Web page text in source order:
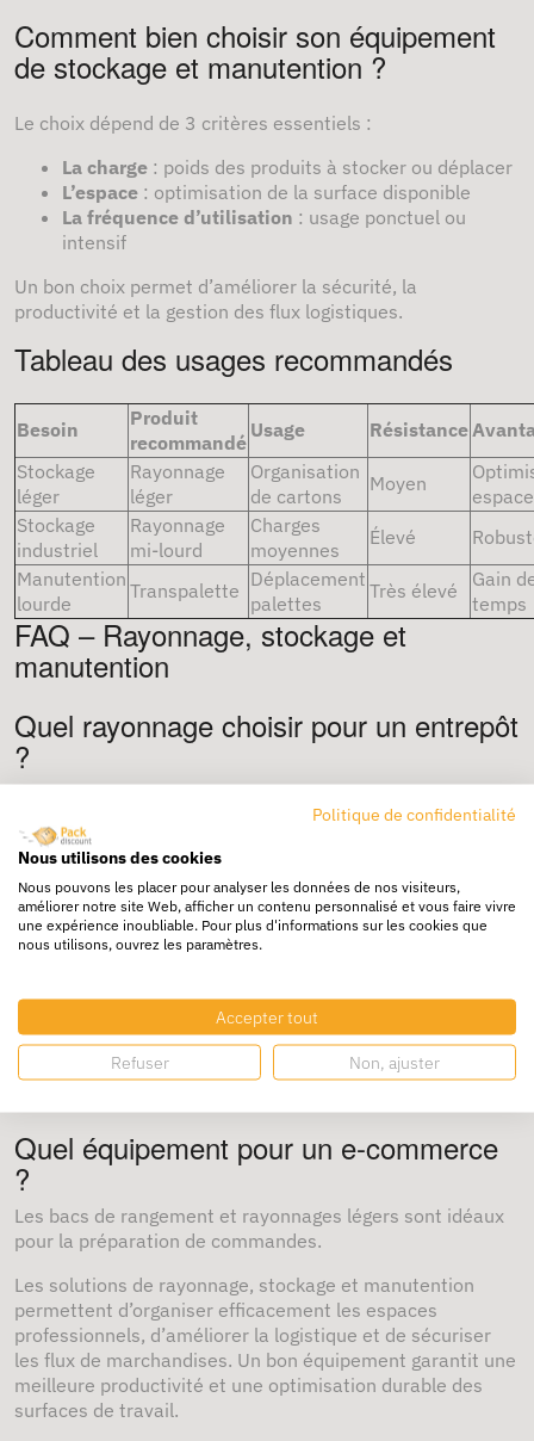
Comment bien choisir son équipement
de stockage et manutention ?
Le choix dépend de 3 critères essentiels :
La charge : poids des produits à stocker ou déplacer
L’espace : optimisation de la surface disponible
La fréquence d’utilisation : usage ponctuel ou
intensif
Un bon choix permet d’améliorer la sécurité, la
productivité et la gestion des flux logistiques.
Tableau des usages recommandés
Besoin
Produit
recommandé
Usage Résistance
Stockage
léger
Rayonnage
léger
Organisation
de cartons
Moyen
espace
Stockage
industriel
Rayonnage
mi-lourd
Charges
moyennes
Élevé
Manutention
lourde
Transpalette Déplacement
palettes
Très élevé
Gain
temps
FAQ – Rayonnage, stockage et
manutention
Quel rayonnage choisir pour un entrepôt
?
Quelle solution pour déplacer des
palettes ?
Le transpalette manuel est la solution la plus simple et
économique pour les déplacements internes.
Comment optimiser l’espace de
stockage ?
L’utilisation de rayonnages modulaires permet d’exploiter
Quel équipement pour un e-commerce
?
Les bacs de rangement et rayonnages légers sont idéaux
pour la préparation de commandes.
Les solutions de rayonnage, stockage et manutention
permettent d’organiser efficacement les espaces
professionnels, d’améliorer la logistique et de sécuriser
les flux de marchandises. Un bon équipement garantit une
meilleure productivité et une optimisation durable des
surfaces de travail.
Politique de confidentialité
Nous utilisons des cookies
Nous pouvons les placer pour analyser les données de nos visiteurs,
améliorer notre site Web, afficher un contenu personnalisé et vous faire vivre
une expérience inoubliable. Pour plus d'informations sur les cookies que
nous utilisons, ouvrez les paramètres.
Accepter tout
Refuser Non, ajuster